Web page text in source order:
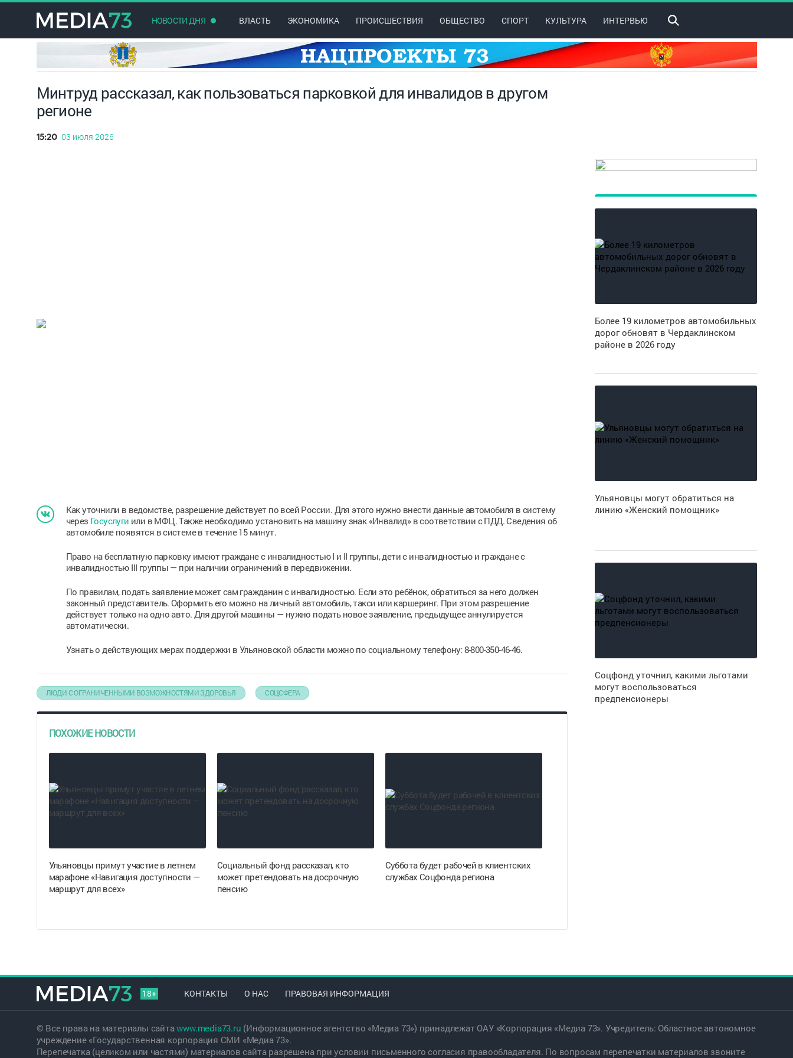
НОВОСТИ ДНЯ ВЛАСТЬ ЭКОНОМИКА ПРОИСШЕСТВИЯ ОБЩЕСТВО СПОРТ КУЛЬТУРА ИНТЕРВЬЮ
Минтруд рассказал, как пользоваться парковкой для инвалидов в другом
регионе
15:20 03 июля 2026
Как уточнили в ведомстве, разрешение действует по всей России. Для этого нужно внести данные автомобиля в систему
через Госуслуги или в МФЦ. Также необходимо установить на машину знак «Инвалид» в соответствии с ПДД. Сведения об
автомобиле появятся в системе в течение 15 минут.
Право на бесплатную парковку имеют граждане с инвалидностью I и II группы, дети с инвалидностью и граждане с
инвалидностью III группы — при наличии ограничений в передвижении.
По правилам, подать заявление может сам гражданин с инвалидностью. Если это ребёнок, обратиться за него должен
законный представитель. Оформить его можно на личный автомобиль, такси или каршеринг. При этом разрешение
действует только на одно авто. Для другой машины — нужно подать новое заявление, предыдущее аннулируется
автоматически.
Узнать о действующих мерах поддержки в Ульяновской области можно по социальному телефону: 8-800-350-46-46.
ЛЮДИ С ОГРАНИЧЕННЫМИ ВОЗМОЖНОСТЯМИ ЗДОРОВЬЯ СОЦСФЕРА
ПОХОЖИЕ НОВОСТИ
Ульяновцы примут участие в летнем
марафоне «Навигация доступности —
маршрут для всех»
Социальный фонд рассказал, кто
может претендовать на досрочную
пенсию
Суббота будет рабочей в клиентских
службах Соцфонда региона
Более 19 километров автомобильных
дорог обновят в Чердаклинском
районе в 2026 году
Ульяновцы могут обратиться на
линию «Женский помощник»
Соцфонд уточнил, какими льготами
могут воспользоваться
предпенсионеры
18+ КОНТАКТЫ О НАС ПРАВОВАЯ ИНФОРМАЦИЯ
© Все права на материалы сайтаwww.media73.ru (Информационное агентство «Медиа 73») принадлежат ОАУ «Корпорация «Медиа 73». Учредитель: Областное автономное
учреждение «Государственная корпорация СМИ «Медиа 73».
Перепечатка (целиком или частями) материалов сайта разрешена при условии письменного согласия правообладателя. По вопросам перепечатки материалов звоните